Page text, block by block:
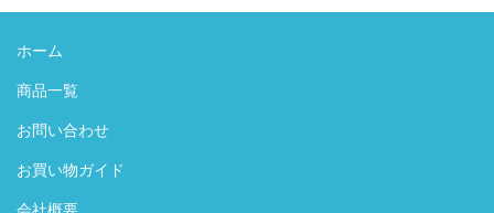
ホーム
商品一覧
お問い合わせ
お買い物ガイド
会社概要